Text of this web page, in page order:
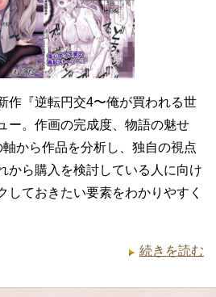
作『逆転円交4〜俺が買われる世
ー。作画の完成度、物語の魅せ
から作品を分析し、独自の視点
から購入を検討している人に向け
しておきたい要素をわかりやすく
続きを読む